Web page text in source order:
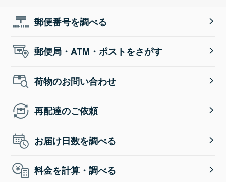
郵便番号を調べる
郵便局・ATM・ポストをさがす
荷物のお問い合わせ
再配達のご依頼
お届け日数を調べる
料金を計算・調べる